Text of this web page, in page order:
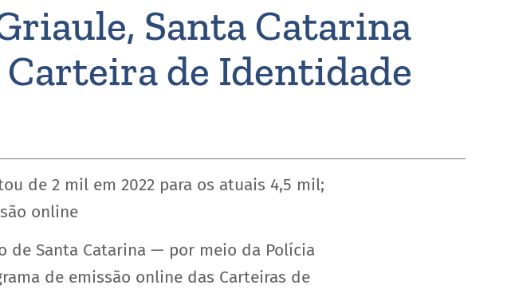
Santa Catarina
de Identidade
de 2 mil em 2022 para os atuais 4,5 mil;
online
de Santa Catarina — por meio da Polícia
de emissão online das Carteiras de